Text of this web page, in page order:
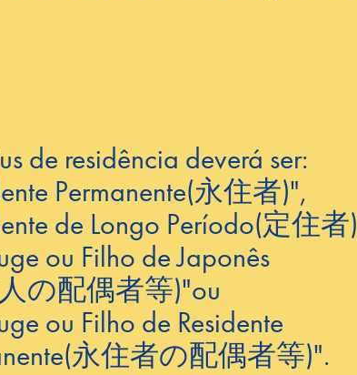
de residência deverá ser:
Permanente(永住者)",
de Longo Período(定住者)
ou Filho de Japonês
の配偶者等)"ou
ou Filho de Residente
(永住者の配偶者等)".